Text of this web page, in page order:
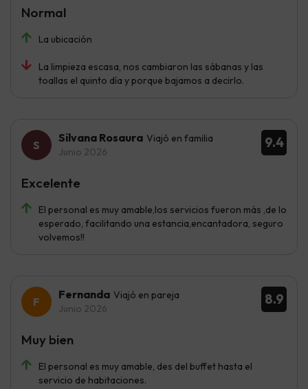
La ubicación
La limpieza escasa, nos cambiaron las sábanas y las
toallas el quinto día y porque bajamos a decirlo.
Normal
9.4
Silvana Rosaura Viajó en familia
Junio 2026
El personal es muy amable,los servicios fueron más ,de lo
esperado, facilitando una estancia,encantadora, seguro
volvemos!!
Excelente
8.9
Fernanda Viajó en pareja
Junio 2026
El personal es muy amable, des del buffet hasta el
servicio de habitaciones.
Muy bien